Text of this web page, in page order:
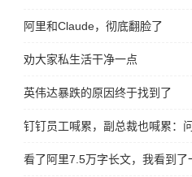
阿里和Claude，彻底翻脸了
劝大家私生活干净一点
英伟达暴跌的原因终于找到了
钉钉员工喊累，副总裁也喊累：
看了阿里7.5万字长文，我看到了